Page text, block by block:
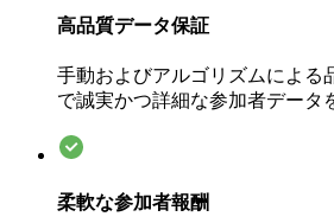
高品質データ保証
手動およびアルゴリズムによる
で誠実かつ詳細な参加者データ
柔軟な参加者報酬